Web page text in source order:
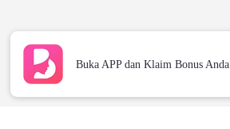
Buka APP dan Klaim Bonus Anda